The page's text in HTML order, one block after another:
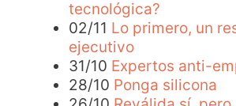
tecnológica?
02/11 Lo primero, un
ejecutivo
31/10 Expertos anti-
28/10 Ponga silicona